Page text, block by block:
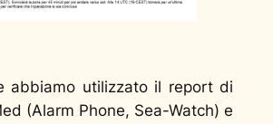
abbiamo utilizzato il report di
(Alarm Phone, Sea-Watch) e